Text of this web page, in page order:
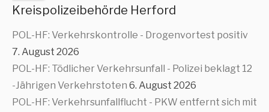
Kreispolizeibehörde Herford
POL-HF: Verkehrskontrolle - Drogenvortest positiv
7. August 2026
POL-HF: Tödlicher Verkehrsunfall - Polizei beklagt 12
-Jährigen Verkehrstoten 6. August 2026
POL-HF: Verkehrsunfallflucht - PKW entfernt sich mit